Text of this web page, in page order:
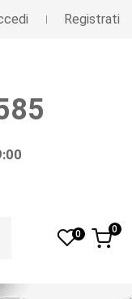
Registrati
0 0